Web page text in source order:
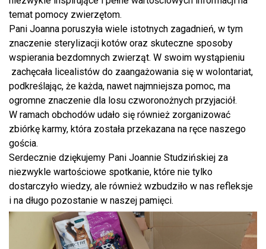
temat pomocy zwierzętom.
Pani Joanna poruszyła wiele istotnych zagadnień, w tym
znaczenie sterylizacji kotów oraz skuteczne sposoby
wspierania bezdomnych zwierząt. W swoim wystąpieniu
zachęcała licealistów do zaangażowania się w wolontariat,
podkreślając, że każda, nawet najmniejsza pomoc, ma
ogromne znaczenie dla losu czworonożnych przyjaciół.
W ramach obchodów udało się również zorganizować
zbiórkę karmy, która została przekazana na ręce naszego
gościa.
Serdecznie dziękujemy Pani Joannie Studzińskiej za
niezwykle wartościowe spotkanie, które nie tylko
dostarczyło wiedzy, ale również wzbudziło w nas refleksje
i na długo pozostanie w naszej pamięci.